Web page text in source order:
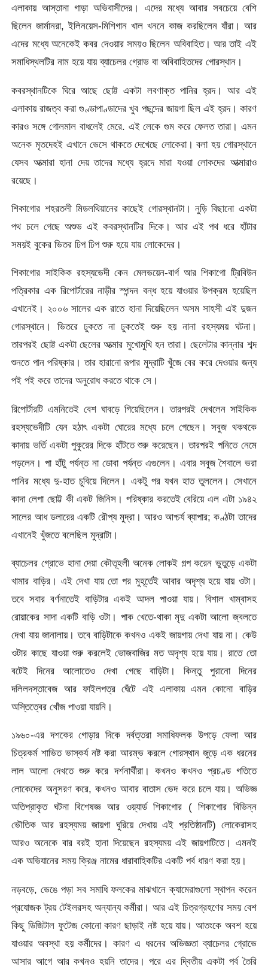
এলাকায় আস্তানা গাড়া অভিবাসীদের। এদের মধ্যে আবার সবচেয়ে বেশি
ছিলেন জার্মানরা, ইলিনয়েস-মিশিগান খাল খননে কাজ করছিলেন যাঁরা। আর
এদের মধ্যে অনেকেই কবর দেওয়ার সময়ও ছিলেন অবিবাহিত। আর তাই এই
সমাধিস্থলটির নাম হয়ে যায় ব্যাচেলর গ্রোভ বা অবিবাহিতদের গোরস্থান।
কবরস্থানটিকে ঘিরে আছে ছোট্ট একটা লবণাক্ত পানির হ্রদ। আর এই
এলাকায় রাজত্ব করা গুণ্ডাপাণ্ডাদের খুব পছন্দের জায়গা ছিল এই হ্রদ। কারণ
কারও সঙ্গে গোলমাল বাধলেই মেরে. এই লেকে গুম করে ফেলত তারা। এমন
অনেক মৃতদেহই এখানে ভেসে থাকতে দেখেছে লোকেরা। বলা হয় গোরস্থানে
যেসব আত্মারা হানা দেয় তাদের মধ্যে হ্রদে মারা যওয়া লোকদের আত্মারাও
রয়েছে।
শিকাগোর শহরতলী মিডলথিয়ানের কাছেই গোরস্থানটা। নুড়ি বিছানো একটা
পথ চলে গেছে অশুভ এই কবরস্থানটির দিকে। আর এই পথ ধরে হাঁটার
সময়ই বুকের ভিতর ঢিপ ঢিপ শুরু হয়ে যায় লোকেদের।
শিকাগোর সাইকিক রহস্যভেদী কেন মেলভয়েন-বার্গ আর শিকাগো ট্রিবিউন
পত্রিকার এক রিপোর্টারের নাড়ীর স্পন্দন বন্ধ হয়ে যাওয়ার উপক্রম হয়েছিল
এখানেই। ২০০৬ সালের এক রাতে হানা দিয়েছিলেন অসম সাহসী এই দুজন
গোরস্থানে। ভিতরে ঢুকতে না ঢুকতেই শুরু হয় নানা রহস্যময় ঘটনা।
তারপরই ছোট্ট একটা ছেলের আত্মার মুখোমুখি হন তারা। ছেলেটার কান্নার শব্দ
শুনতে পান পরিষ্কার। তার হারানো রূপার মুদ্রাটি খুঁজে বের করে দেওয়ার জন্য
পই পই করে তাদের অনুরোধ করতে থাকে সে।
রিপোর্টারটি এমনিতেই বেশ ঘাবড়ে গিয়েছিলেন। তারপরই দেখলেন সাইকিক
রহস্যভেদীটি যেন হঠাৎ একটা ঘোরের মধ্যে চলে গেছেন। সবুজ থকথকে
কাদায় ভর্তি একটা পুকুরের দিকে হাঁটতে শুরু করেছেন। তারপরই পনিতে নেমে
পড়লেন। পা হাঁটু পর্যন্ত না ডোবা পর্যন্ত এগুলেন। এবার সবুজ শৈবালে ভরা
পানির মধ্যে দু-হাত চুবিয়ে দিলেন। একটু পর যখন হাত তুললেন। সেখানে
কাদা লেপা ছোট্ট কী একট জিনিস। পরিষ্কার করতেই বেরিয়ে এল এটা ১৯৪২
সালের আধ ডলারের একটি রৌপ্য মুদ্রা। আরও আশ্চর্য ব্যাপার; কণ্ঠটা তাদের
এখানেই খুঁজতে বলেছিল মুদ্রাটা।
ব্যাচেলর গ্রোভে হানা দেয়া কৌতূহলী অনেক লোকই গল্প করেন ভুতুড়ে একটা
খামার বাড়ির। এই দেখা যায় তো পর মুহূর্তেই আবার অদৃশ্য হয়ে যায় ওটা।
তবে সবার বর্ণনাতেই বাড়িটার একই আদল পাওয়া যায়। বিশাল খাম্বাসহ
রোয়াকের সাদা একটি বাড়ি ওটা। পাক খেতে-থাকা মৃদু একটা আলো জ্বলতে
দেখা যায় জানালায়। তবে বাড়িটাকে কখনও একই জায়গায় দেখা যায় না। কেউ
ওটার কাছে যাওয়া শুরু করলেই ভোজবাজির মত অদৃশ্য হয়ে যায়। রাতে তো
বটেই দিনের আলোতেও দেখা গেছে বাড়িটা। কিন্তু পুরানো দিনের
দলিলদস্তাবেজ আর ফাইলপত্র ঘেঁটে এই এলাকায় এমন কোনো বাড়ির
অস্তিত্বের খোঁজ পাওয়া যায়নি।
১৯৬০-এর দশকের গোড়ার দিকে দৰ্বত্তরা সমাধিফলক উপড়ে ফেলা আর
চিত্রকর্ম শাভিত ভাস্কর্য নষ্ট করা আরম্ভ করলে গোরস্থান জুড়ে এক ধরনের
লাল আলো দেখতে শুরু করে দর্শনার্থীরা। কখনও কখনও প্রচণ্ড গতিতে
লোকেদের অনুসরণ করে, কখনও আবার বাতাস ভেদ করে চলে যায়। অভিজ্ঞ
অতিপ্রাকৃত ঘটনা বিশেষজ্ঞ আর ওয়্যার্ড শিকাগোর ( শিকাগোর বিভিন্ন
ভৌতিক আর রহস্যময় জায়গা ঘুরিয়ে দেখায় এই প্রতিষ্ঠানটি) লোকেরাসহ
আরও অনেকে বার বরই হানা দিয়েছেন রহস্যময় এই জায়গাটিতে। এমনই
এক অভিযানের সময় ক্রিঞ্জ নামের ধারাবাহিকটির একটি পর্ব ধারণ করা হয়।
নড়বড়ে, ভেঙে পড়া সব সমাধি ফলকের মাঝখানে ক্যামেরাগুলো স্থাপন করেন
প্রযোজক ট্রয় টেইলরসহ অন্যান্য কর্মীরা। আর এই চিত্রগ্রহণের সময় বেশ
কিছু ডিজিটাল ফুটেজ কোনো কারণ ছাড়াই নষ্ট হয়ে যায়। আতংকে অবশ হয়ে
যাওয়ার অবস্থা হয় কর্মীদের। কারণ এ ধরনের অভিজ্ঞতা ব্যাচেলর গ্রোভে
আসার আগে আর কখনও হয়নি তাদের। পরে এর দ্বিতীয় একটা পর্ব তৈরি